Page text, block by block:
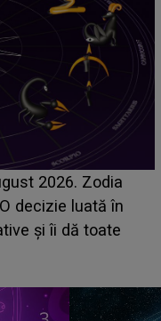
ASCUNS până
din Casa Iubirii
despre mama
iubesc pentru